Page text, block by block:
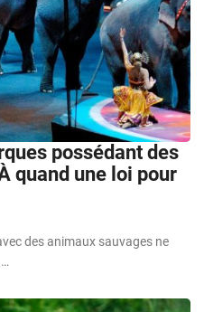
possédant des
quand une loi pour
des animaux sauvages ne